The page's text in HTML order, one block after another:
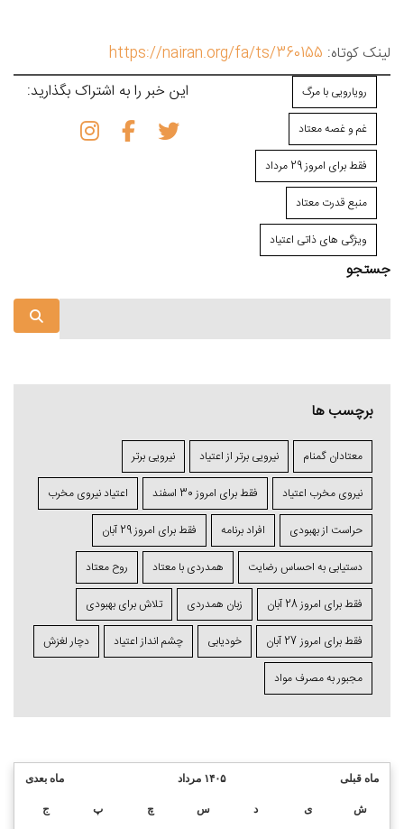
لینک کوتاه: https://nairan.org/fa/ts/360155
رویارویی با مرگ
غم و غصه معتاد
فقط برای امروز 29 مرداد
منبع قدرت معتاد
ویژگی⁯ های ذاتی اعتیاد
این خبر را به اشتراک بگذارید:
جستجو
برچسب ها
معتادان گمنام نیرویی برتر از اعتیاد نیرویی برتر
نیروی مخرب اعتیاد فقط برای امروز 30 اسفند اعتياد نیروی مخرب
حراست از بهبودی افراد برنامه فقط برای امروز 29 آبان
دستیابی به احساس رضایت همدردی با معتاد روح معتاد
فقط برای امروز 28 آبان زبان همدردی تلاش برای بهبودی
فقط برای امروز 27 آبان خودیابی چشم⁯ انداز اعتیاد دچار لغزش
مجبور به مصرف مواد
ماه بعدی ۱۴۰۵ مرداد ماه قبلی
ش ی د س چ پ ج